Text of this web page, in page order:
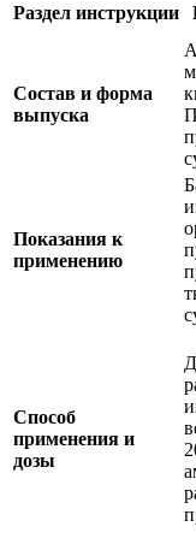
Раздел инструкции
Состав и форма
выпуска
Показания к
применению
Способ
применения и
дозы